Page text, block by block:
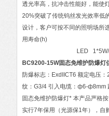
透光率高，抗冲击性能好，能使
20%突破了传统钨丝发光效率低
设计，客户可按不同的照明场所
用寿命(h)
LED 1*5W/2*5W/
BC9200-15W固态免维护防爆灯
防爆标志：ExdIICT6 额定电压
纹：G3/4 引入电缆：ф6-ф8mm
固态免维护防爆灯* 本产品严格
实行7年保用（光源保1年），自